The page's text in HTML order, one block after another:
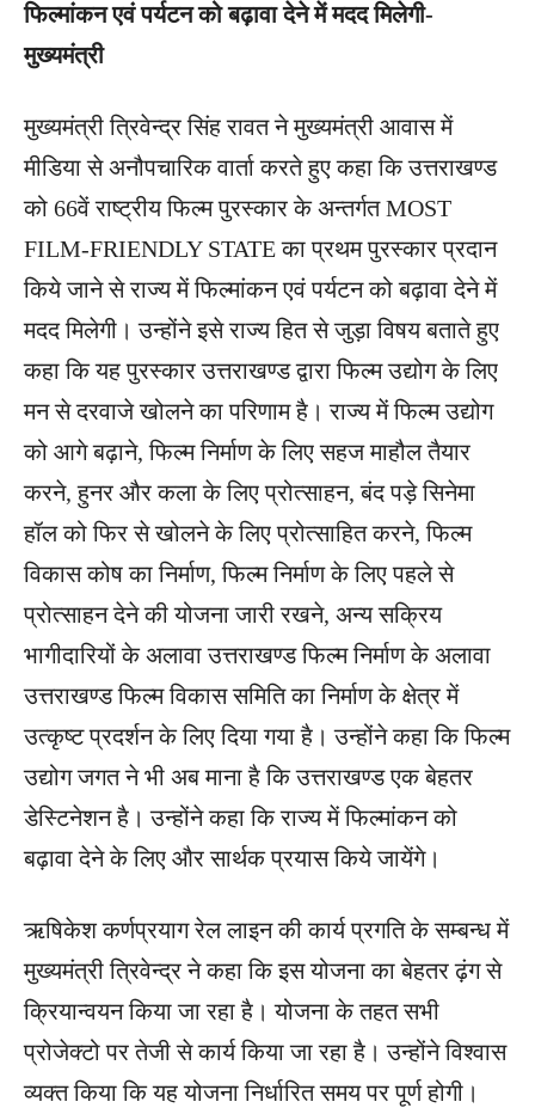
फिल्मांकन एवं पर्यटन को बढ़ावा देने में मदद मिलेगी-
मुख्यमंत्री
मुख्यमंत्री त्रिवेन्द्र सिंह रावत ने मुख्यमंत्री आवास में
मीडिया से अनौपचारिक वार्ता करते हुए कहा कि उत्तराखण्ड
को 66वें राष्ट्रीय फिल्म पुरस्कार के अन्तर्गत MOST
FILM-FRIENDLY STATE का प्रथम पुरस्कार प्रदान
किये जाने से राज्य में फिल्मांकन एवं पर्यटन को बढ़ावा देने में
मदद मिलेगी। उन्होंने इसे राज्य हित से जुड़ा विषय बताते हुए
कहा कि यह पुरस्कार उत्तराखण्ड द्वारा फिल्म उद्योग के लिए
मन से दरवाजे खोलने का परिणाम है। राज्य में फिल्म उद्योग
को आगे बढ़ाने, फिल्म निर्माण के लिए सहज माहौल तैयार
करने, हुनर और कला के लिए प्रोत्साहन, बंद पड़े सिनेमा
हॉल को फिर से खोलने के लिए प्रोत्साहित करने, फिल्म
विकास कोष का निर्माण, फिल्म निर्माण के लिए पहले से
प्रोत्साहन देने की योजना जारी रखने, अन्य सक्रिय
भागीदारियों के अलावा उत्तराखण्ड फिल्म निर्माण के अलावा
उत्तराखण्ड फिल्म विकास समिति का निर्माण के क्षेत्र में
उत्कृष्ट प्रदर्शन के लिए दिया गया है। उन्होंने कहा कि फिल्म
उद्योग जगत ने भी अब माना है कि उत्तराखण्ड एक बेहतर
डेस्टिनेशन है। उन्होंने कहा कि राज्य में फिल्मांकन को
बढ़ावा देने के लिए और सार्थक प्रयास किये जायेंगे।
ऋषिकेश कर्णप्रयाग रेल लाइन की कार्य प्रगति के सम्बन्ध में
मुख्यमंत्री त्रिवेन्द्र ने कहा कि इस योजना का बेहतर ढ़ंग से
क्रियान्वयन किया जा रहा है। योजना के तहत सभी
प्रोजेक्टो पर तेजी से कार्य किया जा रहा है। उन्होंने विश्वास
व्यक्त किया कि यह योजना निर्धारित समय पर पूर्ण होगी।